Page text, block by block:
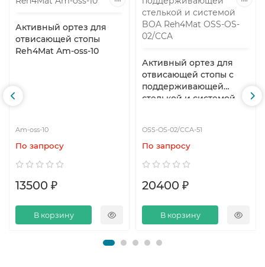
Активный ортез для
отвисающей стопы
Reh4Mat Am-oss-10
Am-oss-10
По запросу
13500 ₽
В корзину
Активный ортез для
отвисающей стопы с
поддерживающей
стелькой и системой
OSS-OS-02/CCA-51
По запросу
20400 ₽
В корзину